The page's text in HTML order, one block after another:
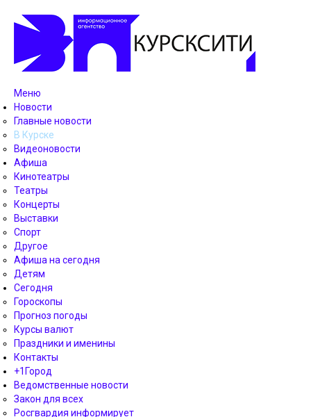
Меню
Новости
Главные новости
В Курске
Видеоновости
Афиша
Кинотеатры
Театры
Концерты
Выставки
Спорт
Другое
Афиша на сегодня
Детям
Сегодня
Гороскопы
Прогноз погоды
Курсы валют
Праздники и именины
Контакты
+1Город
Ведомственные новости
Закон для всех
Росгвардия информирует